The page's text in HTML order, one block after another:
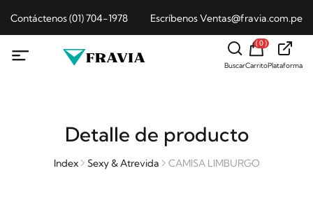
Contáctenos (01) 704-1978 Escríbenos Ventas@fravia.com.pe
Buscar
( 0 )
CarritoPlataforma
Detalle de producto
Index Sexy & Atrevida CAMISA LIMBURGO